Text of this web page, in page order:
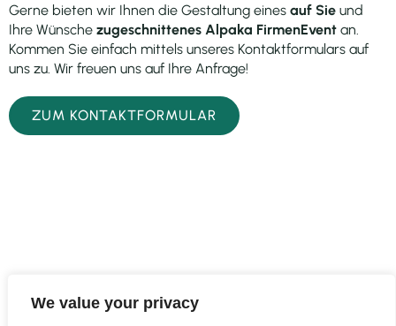
We value your privacy
Gerne bieten wir Ihnen die Gestaltung eines auf Sie und
Ihre Wünsche zugeschnittenes Alpaka FirmenEvent an.
Kommen Sie einfach mittels unseres Kontaktformulars auf
uns zu. Wir freuen uns auf Ihre Anfrage!
ZUM KONTAKTFORMULAR